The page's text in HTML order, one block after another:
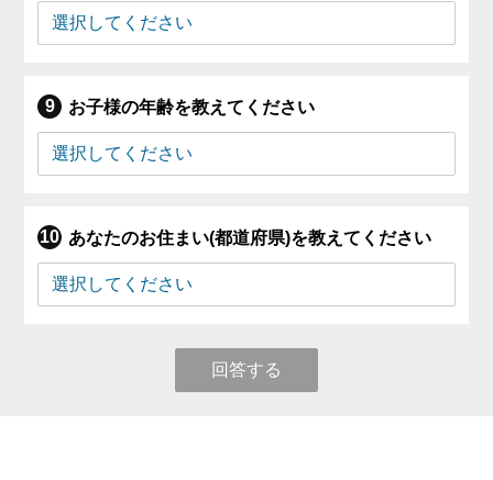
お子様の年齢を教えてください
あなたのお住まい(都道府県)を教えてください
回答する